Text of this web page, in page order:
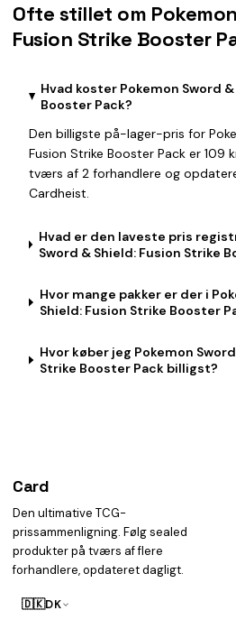
Ofte stillet om
Fusion Strike Booster
Hvad koster Pokemon Sword
Booster Pack?
Den billigste på-lager-pris for
Fusion Strike Booster Pack er 109
tværs af 2 forhandlere og
Cardheist.
Hvad er den laveste pris
Sword & Shield: Fusion Strike
Hvor mange pakker er der i
Shield: Fusion Strike Booster
Hvor køber jeg Pokemon
Strike Booster Pack billigst?
Card
Den ultimative TCG-
prissammenligning. Følg sealed
produkter på tværs af flere
forhandlere, opdateret dagligt.
🇩🇰DK